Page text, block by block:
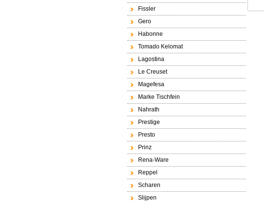
Fissler
Gero
Habonne
Tomado Kelomat
Lagostina
Le Creuset
Magefesa
Marke Tischfein
Nahrath
Prestige
Presto
Prinz
Rena-Ware
Reppel
Scharen
Slijpen